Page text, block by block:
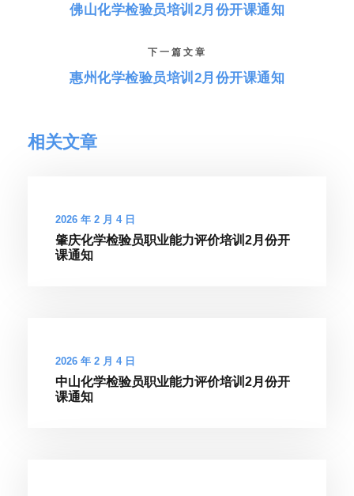
佛山化学检验员培训2月份开课通知
下一篇文章
惠州化学检验员培训2月份开课通知
相关文章
2026 年 2 月 4 日
肇庆化学检验员职业能力评价培训2月份开
课通知
2026 年 2 月 4 日
中山化学检验员职业能力评价培训2月份开
课通知